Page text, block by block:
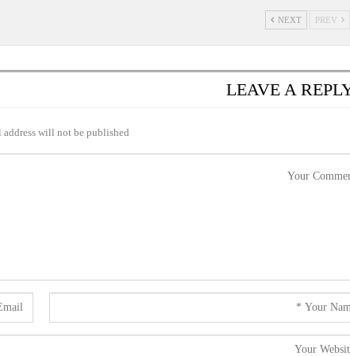
NEXT
LEAVE A
address will not be published.